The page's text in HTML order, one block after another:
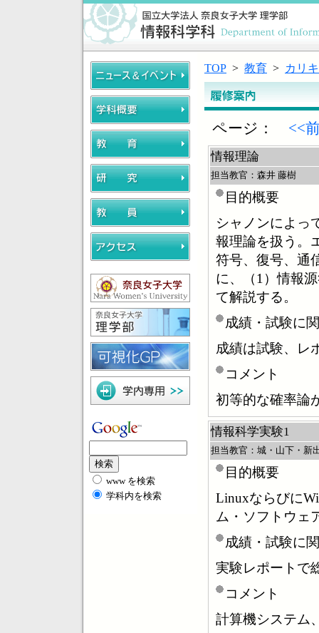
TOP > 教育 > カリ
ページ： <<
情報理論
担当教官：森井 藤樹
目的概要
シャノンによっ
報理論を扱う。
符号、復号、通
に、（1）情報
て解説する。
成績・試験に
成績は試験、レ
コメント
初等的な確率論
情報科学実験1
担当教官：城・山下・新
目的概要
Linuxならびに
ム・ソフトウェ
成績・試験に
実験レポートで
コメント
計算機システム
www を検索
学科内を検索